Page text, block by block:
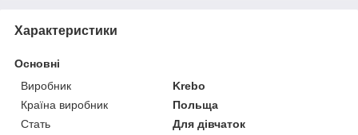
Характеристики
Основні
Виробник
Krebo
Країна виробник
Польща
Стать
Для дівчаток